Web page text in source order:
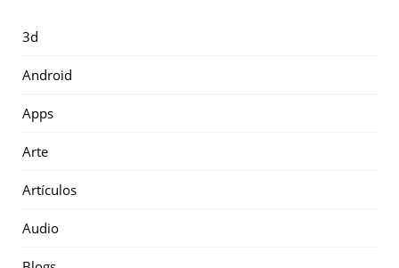
3d
Android
Apps
Arte
Artículos
Audio